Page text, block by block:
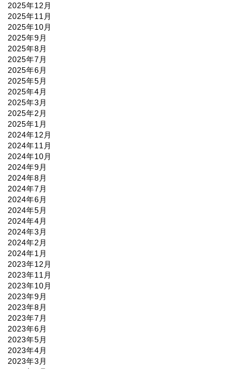
2025年12月
2025年11月
2025年10月
2025年9月
2025年8月
2025年7月
2025年6月
2025年5月
2025年4月
2025年3月
2025年2月
2025年1月
2024年12月
2024年11月
2024年10月
2024年9月
2024年8月
2024年7月
2024年6月
2024年5月
2024年4月
2024年3月
2024年2月
2024年1月
2023年12月
2023年11月
2023年10月
2023年9月
2023年8月
2023年7月
2023年6月
2023年5月
2023年4月
2023年3月